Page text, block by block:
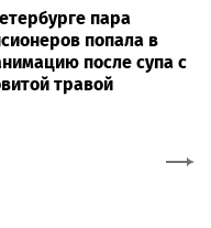
пара
попала в
после супа с
травой